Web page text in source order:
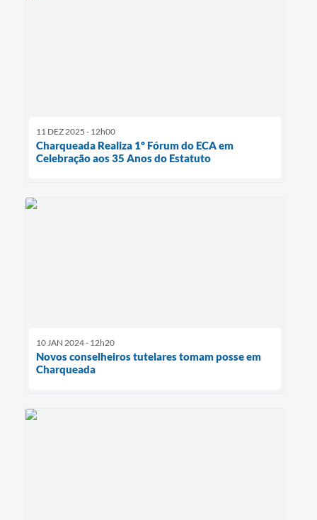
11 DEZ 2025 - 12h00
Charqueada Realiza 1º Fórum do ECA em
Celebração aos 35 Anos do Estatuto
10 JAN 2024 - 12h20
Novos conselheiros tutelares tomam posse em
Charqueada